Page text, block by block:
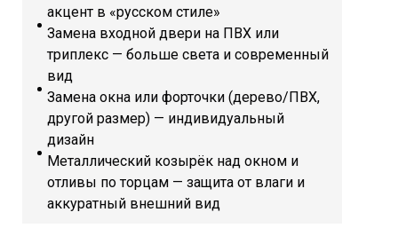
акцент в «русском стиле»
Замена входной двери на ПВХ или
триплекс — больше света и современный
вид
Замена окна или форточки (дерево/ПВХ,
другой размер) — индивидуальный
дизайн
Металлический козырёк над окном и
отливы по торцам — защита от влаги и
аккуратный внешний вид